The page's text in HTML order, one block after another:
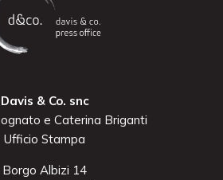
Davis & Co. snc
e Caterina Briganti
Ufficio Stampa
Borgo Albizi 14